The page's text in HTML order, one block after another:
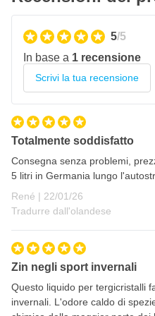
5/5
In base a 1 recensione
Scrivi la tua recensione
Totalmente soddisfatto
Consegna senza problemi,
5 litri in Germania lungo
René | 22 gennaio 2026
22/01/26
Tradurre dall'olandese
Zin negli sport invernali
Questo liquido per tergicristalli
invernali. L'odore caldo di